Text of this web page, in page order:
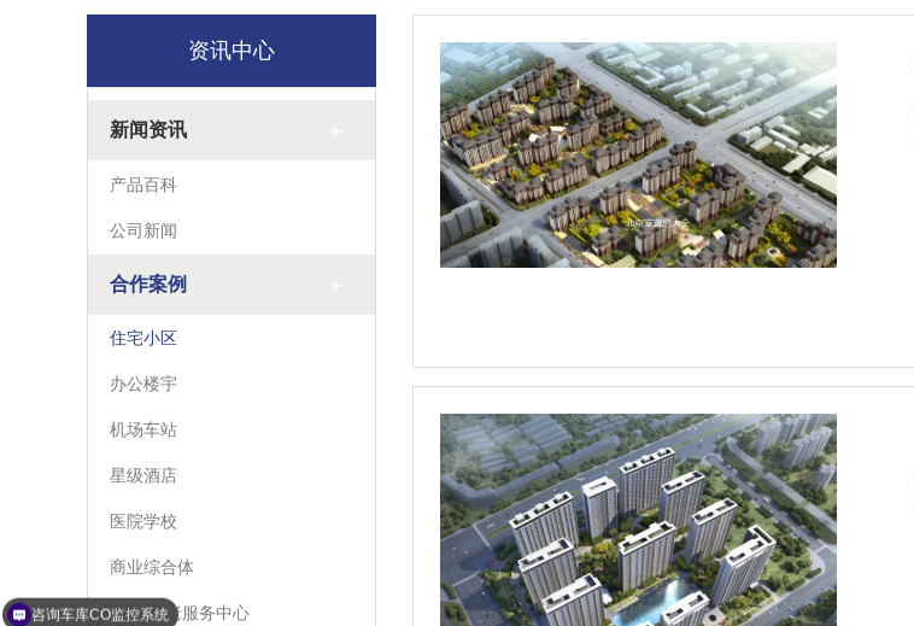
资讯中心
新闻资讯
产品百科
公司新闻
合作案例
住宅小区
办公楼宇
机场车站
星级酒店
医院学校
商业综合体
旅游/养老服务中心
咨询车库CO监控系统
咨询空气质量监控系统